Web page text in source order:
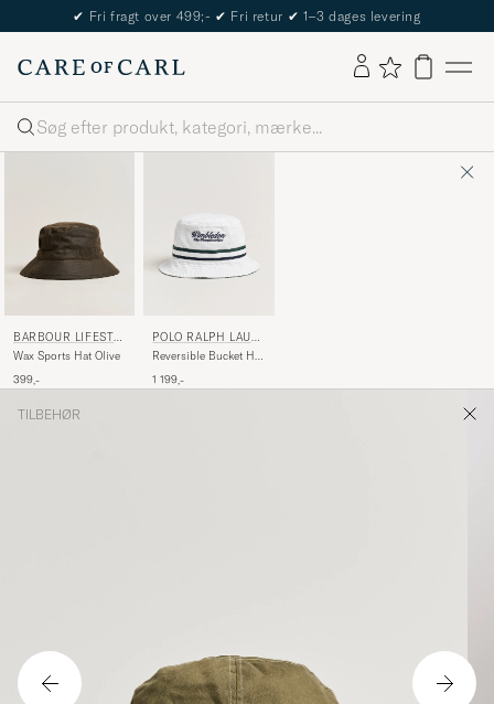
✔ Fri fragt over 499;- ✔ Fri retur ✔ 1–3 dages levering
Søg
BARBOUR LIFESTY
LE
Wax Sports Hat Olive
399,-
POLO RALPH LAUR
EN
Reversible Bucket Hat
1 199,-
TILBEHØR